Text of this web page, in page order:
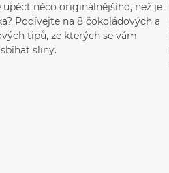
upéct něco originálnějšího, než je
Podívejte na 8 čokoládových a
tipů, ze kterých se vám
sliny.